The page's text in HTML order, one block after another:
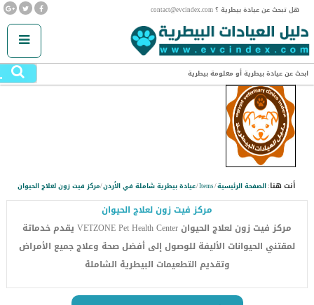
هل تبحث عن عيادة بيطرية ؟ contact@evcindex.com
ابحث عن عيادة بيطرية أو معلومة بيطرية
أنت هنا:الصفحة الرئيسية/
Items
/عيادة بيطرية شاملة في الأردن/مركز فيت زون لعلاج الحيوان
SUBMIT YOUR RATING
مركز فيت زون لعلاج الحيوان
مركز فيت زون لعلاج الحيوان VETZONE Pet Health Center يقدم خدماتة
لمقتني الحيوانات الأليفة للوصول إلى أفضل صحة وعلاج جميع الأمراض
وتقديم التطعيمات البيطرية الشاملة